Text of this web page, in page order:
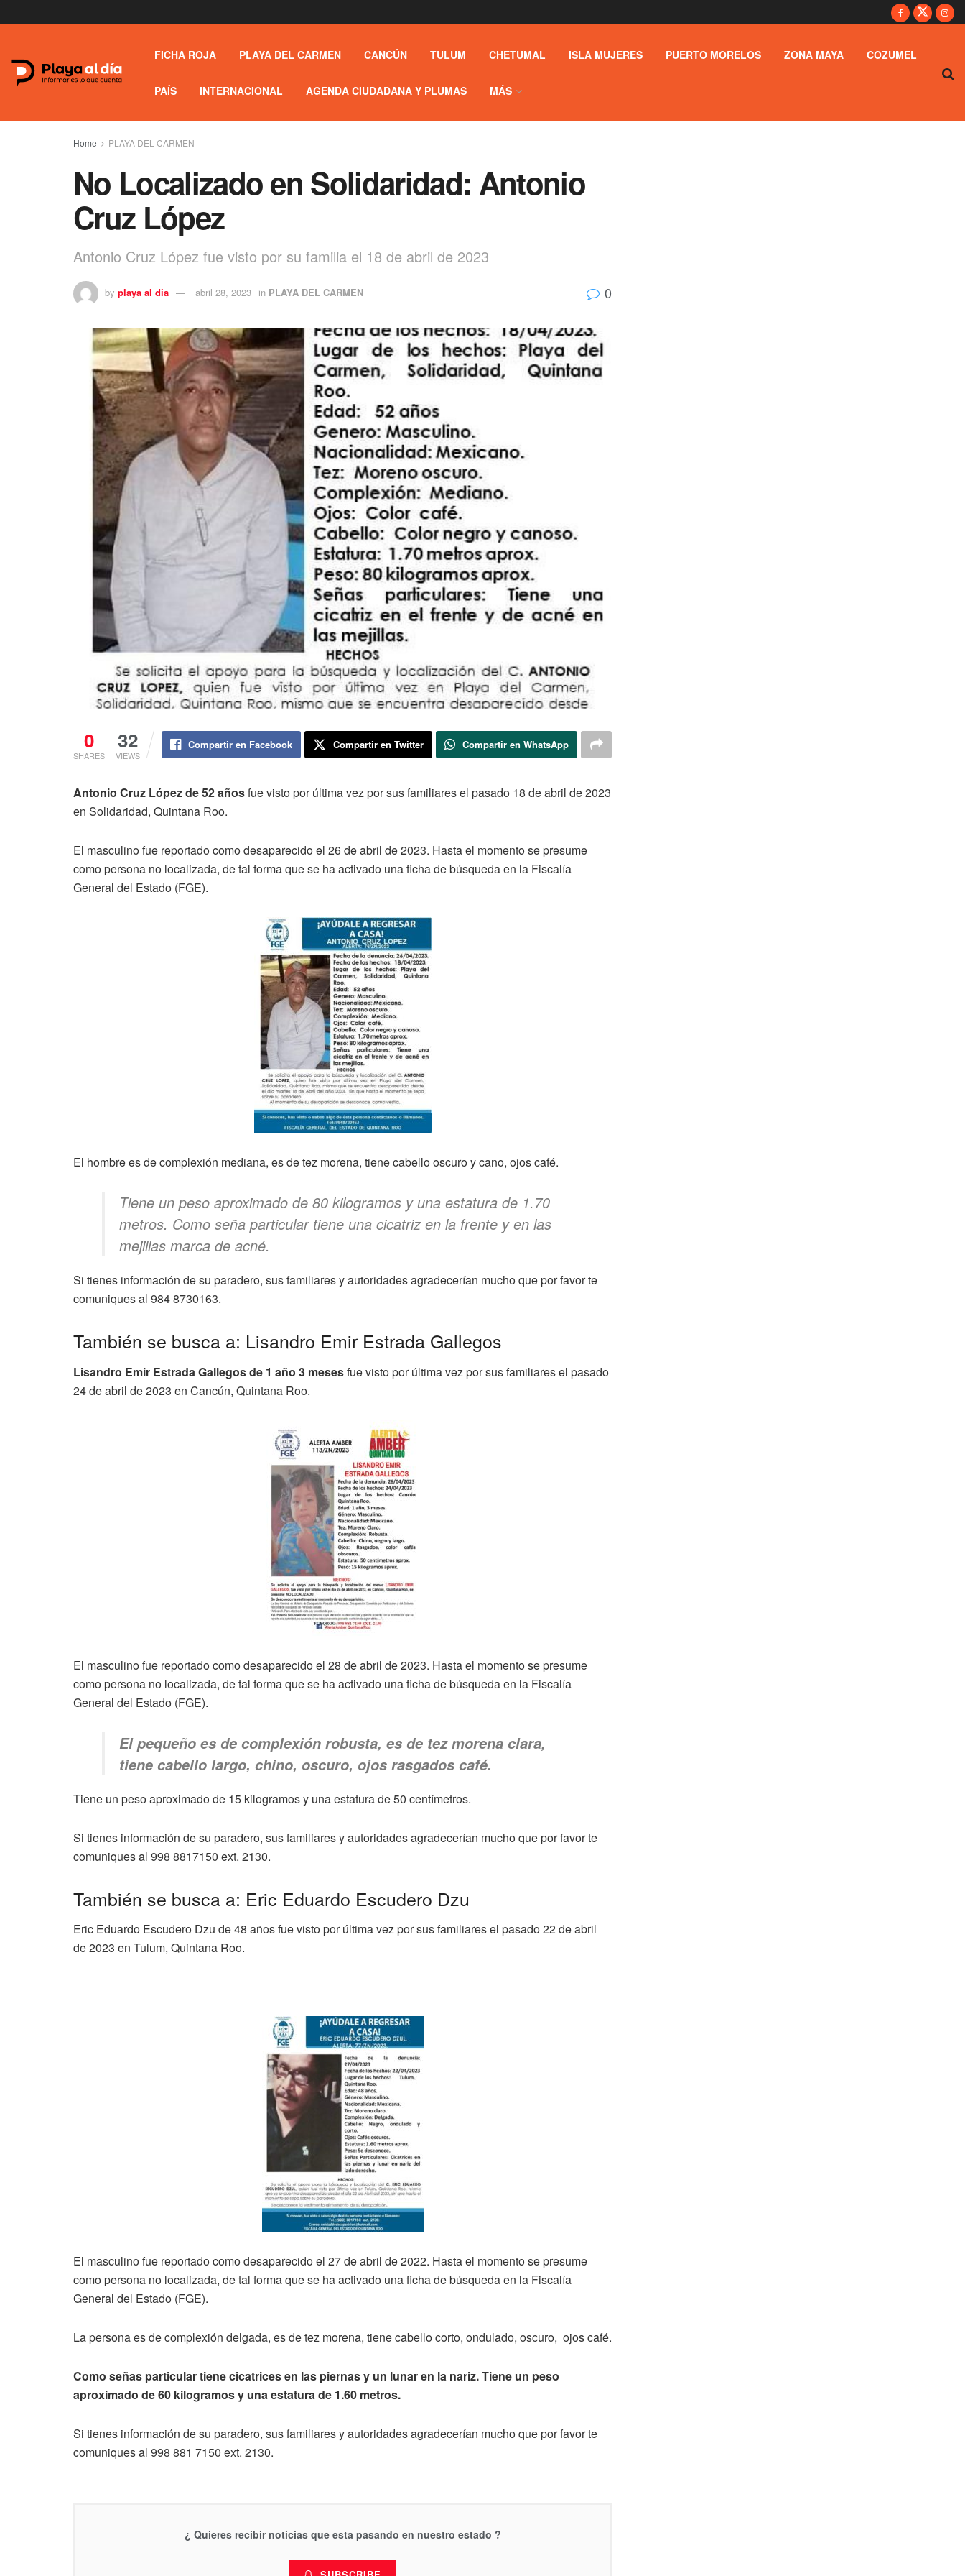
FICHA ROJA PLAYA DEL CARMEN CANCÚN TULUM CHETUMAL ISLA MUJERES PUERTO MORELOS ZONA MAYA COZUMEL
PAÍS INTERNACIONAL AGENDA CIUDADANA Y PLUMAS MÁS
Home PLAYA DEL CARMEN
No Localizado en Solidaridad: Antonio
Cruz López
Antonio Cruz López fue visto por su familia el 18 de abril de 2023
by playa al dia abril 28, 2023 in PLAYA DEL CARMEN 0
0
SHARES
32
VIEWS
Compartir en Facebook Compartir en Twitter Compartir en WhatsApp
Antonio Cruz López de 52 añosfue visto por última vez por sus familiares el pasado 18 de abril de 2023
en Solidaridad, Quintana Roo.
El masculino fue reportado como desaparecido el 26 de abril de 2023. Hasta el momento se presume
como persona no localizada, de tal forma que se ha activado una ficha de búsqueda en la Fiscalía
General del Estado (FGE).
El hombre es de complexión mediana, es de tez morena, tiene cabello oscuro y cano, ojos café.
Tiene un peso aproximado de 80 kilogramos y una estatura de 1.70
metros. Como seña particular tiene una cicatriz en la frente y en las
mejillas marca de acné.
Si tienes información de su paradero, sus familiares y autoridades agradecerían mucho que por favor te
comuniques al 984 8730163.
También se busca a: Lisandro Emir Estrada Gallegos
Lisandro Emir Estrada Gallegosde 1 año 3 mesesfue visto por última vez por sus familiares el pasado
24 de abril de 2023 en Cancún, Quintana Roo.
El masculino fue reportado como desaparecido el 28 de abril de 2023. Hasta el momento se presume
como persona no localizada, de tal forma que se ha activado una ficha de búsqueda en la Fiscalía
General del Estado (FGE).
El pequeño es de complexión robusta, es de tez morena clara,
tiene cabello largo, chino, oscuro, ojos rasgados café.
Tiene un peso aproximado de 15 kilogramos y una estatura de 50 centímetros.
Si tienes información de su paradero, sus familiares y autoridades agradecerían mucho que por favor te
comuniques al 998 8817150 ext. 2130.
También se busca a: Eric Eduardo Escudero Dzu
Eric Eduardo Escudero Dzu de 48 años fuevisto por última vez por sus familiares el pasado 22 de abril
de 2023 en Tulum, Quintana Roo.
El masculino fue reportado como desaparecido el 27 de abril de 2022. Hasta el momento se presume
como persona no localizada, de tal forma que se ha activado una ficha de búsqueda en la Fiscalía
General del Estado (FGE).
La persona es de complexión delgada, es de tez morena, tiene cabello corto, ondulado, oscuro, ojos café.
Como señas particular tiene cicatrices en las piernas y un lunar en la nariz. Tiene un peso
aproximado de 60 kilogramos y una estatura de 1.60 metros.
Si tienes información de su paradero, sus familiares y autoridades agradecerían mucho que por favor te
comuniques al 998 881 7150 ext. 2130.
¿ Quieres recibir noticias que esta pasando en nuestro estado ?